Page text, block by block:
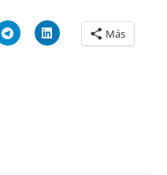
Más